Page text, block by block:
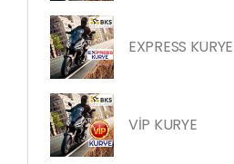
EXPRESS KURYE
VİP KURYE